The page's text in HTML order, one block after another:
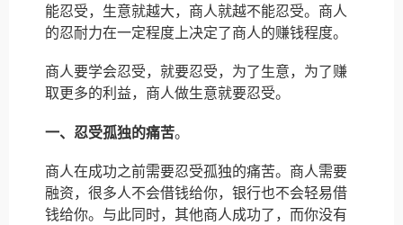
能忍受，生意就越大，商人就越不能忍受。商人
的忍耐力在一定程度上决定了商人的赚钱程度。
商人要学会忍受，就要忍受，为了生意，为了赚
取更多的利益，商人做生意就要忍受。
一、忍受孤独的痛苦。
商人在成功之前需要忍受孤独的痛苦。商人需要
融资，很多人不会借钱给你，银行也不会轻易借
钱给你。与此同时，其他商人成功了，而你没有